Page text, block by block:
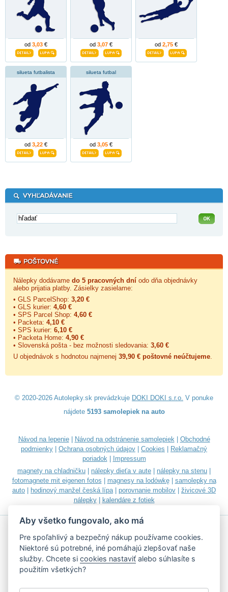
od 3,03 € od 3,07 € od 2,75 €
silueta futbalista
od 3,22 €
silueta futbal
od 3,05 €
Nálepky dodávame do 5 pracovných dní odo dňa objednávky
alebo prijatia platby. Zásielky zasielame:
• GLS ParcelShop: 3,20 €
• GLS kurier: 4,60 €
• SPS Parcel Shop: 4,60 €
• Packeta: 4,10 €
• SPS kurier: 6,10 €
• Packeta Home: 4,90 €
• Slovenská pošta - bez možnosti sledovania: 3,60 €
U objednávok s hodnotou najmenej 39,90 € poštovné neúčtujeme
© 2020-2026 Autolepky.sk prevádzkuje DOKI DOKI s.r.o. V ponuke
nájdete 5193 samolepiek na auto
Návod na lepenie| Návod na odstránenie samolepiek| Obchodné
podmienky
Ochrana osobných údajov Cookies
Reklamačný
poriadok|
Impressum
magnety na chladničku
nálepky dieťa v aute nálepky na stenu
fotomagnete mit eigenen fotos
magnesy na lodówkę| samolepky na
auto
hodinový manžel česká lípa| porovnanie mobilov
živicové 3D
nálepky| kalendáre z fotiek
Akceptujeme všetky bežné platobné karty
Aby všetko fungovalo, ako má
Pre spoľahlivý a bezpečný nákup používame cookies.
Niektoré sú potrebné, iné pomáhajú zlepšovať naše
služby. Chcete sicookies nastaviť alebo súhlasíte s
použitím všetkých?